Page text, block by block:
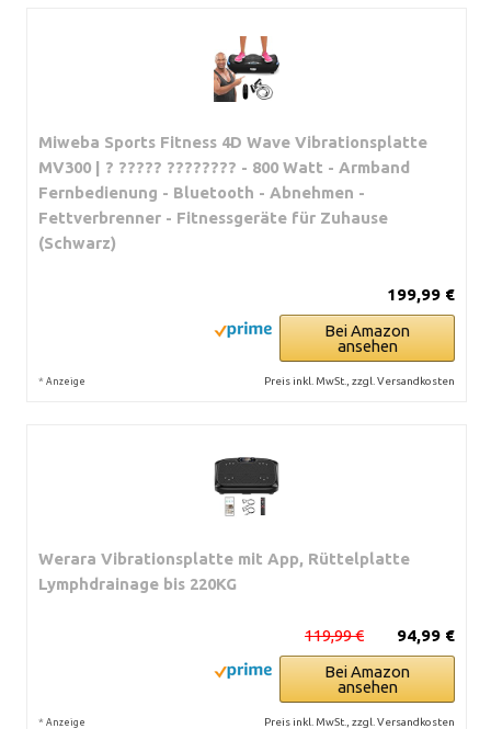
Miweba Sports Fitness 4D Wave Vibrationsplatte
MV300 | ? ????? ???????? - 800 Watt - Armband
Fernbedienung - Bluetooth - Abnehmen -
Fettverbrenner - Fitnessgeräte für Zuhause
(Schwarz)
199,99 €
Bei Amazon
ansehen
* Anzeige Preis inkl. MwSt., zzgl. Versandkosten
Werara Vibrationsplatte mit App, Rüttelplatte
Lymphdrainage bis 220KG
94,99 €
119,99 €
Bei Amazon
ansehen
* Anzeige Preis inkl. MwSt., zzgl. Versandkosten